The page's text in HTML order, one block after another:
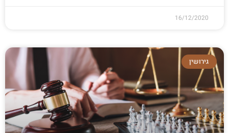
16/12/2020
גירושין